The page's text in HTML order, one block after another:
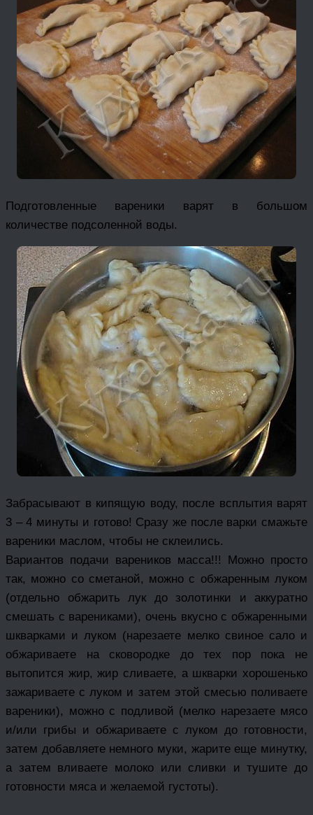
Подготовленные вареники варят в большом
количестве подсоленной воды.
Забрасывают в кипящую воду, после всплытия варят
3 – 4 минуты и готово! Сразу же после варки смажьте
вареники маслом, чтобы не склеились.
Вариантов подачи вареников масса!!! Можно просто
так, можно со сметаной, можно с обжаренным луком
(отдельно обжарить лук до золотинки и аккуратно
смешать с варениками), очень вкусно с обжаренными
шкварками и луком (нарезаете мелко свиное сало и
обжариваете на сковородке до тех пор пока не
вытопится жир, жир сливаете, а шкварки хорошенько
зажариваете с луком и затем этой смесью поливаете
вареники), можно с подливой (мелко нарезаете мясо
и/или грибы и обжариваете с луком до готовности,
затем добавляете немного муки, жарите еще минутку,
а затем вливаете молоко или сливки и тушите до
готовности мяса и желаемой густоты).